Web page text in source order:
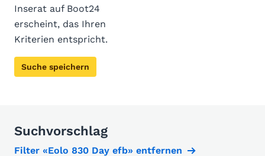
Inserat auf Boot24
erscheint, das Ihren
Kriterien entspricht.
Suche speichern
Suchvorschlag
Filter «Eolo 830 Day efb» entfernen